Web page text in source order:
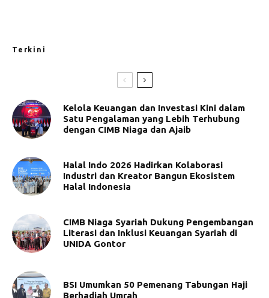
Terkini
Kelola Keuangan dan Investasi Kini dalam
Satu Pengalaman yang Lebih Terhubung
dengan CIMB Niaga dan Ajaib
Halal Indo 2026 Hadirkan Kolaborasi
Industri dan Kreator Bangun Ekosistem
Halal Indonesia
CIMB Niaga Syariah Dukung Pengembangan
Literasi dan Inklusi Keuangan Syariah di
UNIDA Gontor
BSI Umumkan 50 Pemenang Tabungan Haji
Berhadiah Umrah